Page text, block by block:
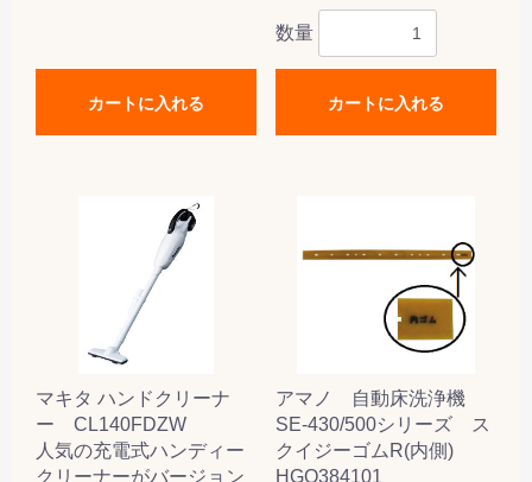
カートに入れる
数量
カートに入れる
マキタ ハンドクリーナ
ー CL140FDZW
人気の充電式ハンディー
クリーナーがバージョン
アマノ 自動床洗浄機
SE-430/500シリーズ ス
クイジーゴムR(内側)
HGQ384101